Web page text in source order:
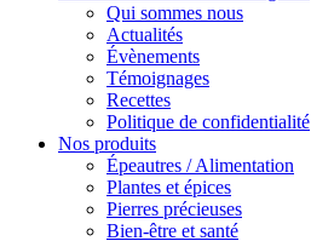
Qui sommes nous
Actualités
Évènements
Témoignages
Recettes
Politique de confidentialité
Nos produits
Épeautres / Alimentation
Plantes et épices
Pierres précieuses
Bien-être et santé